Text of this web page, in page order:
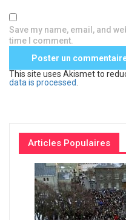
Save my name, email, and
time I comment.
This site uses Akismet to
data is processed.
Articles Populaires